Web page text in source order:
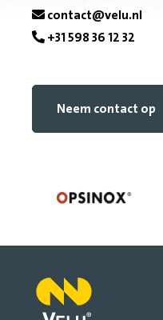
e
b
o
o
contact@velu.nl
+31 598 36 12 32
Neem contact op